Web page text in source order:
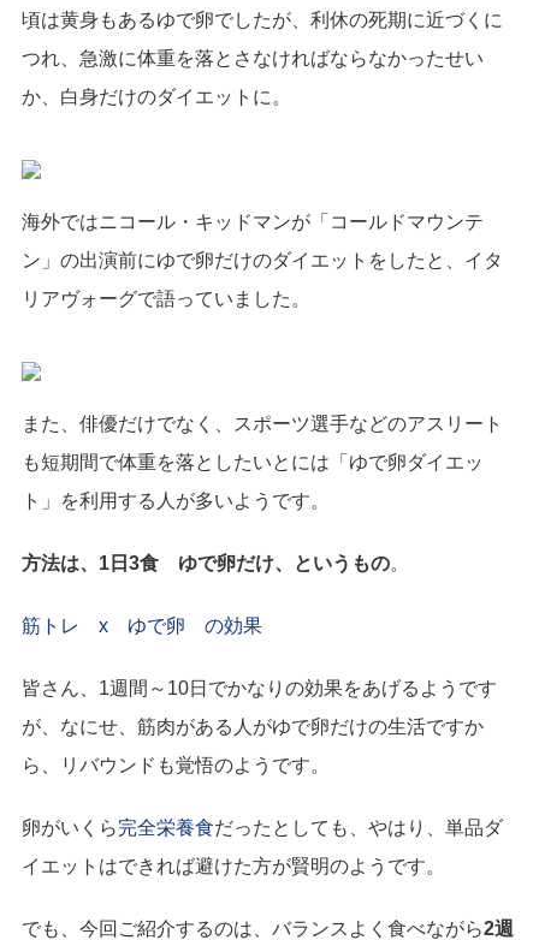
頃は黄身もあるゆで卵でしたが、利休の死期に近づくに
つれ、急激に体重を落とさなければならなかったせい
か、白身だけのダイエットに。
海外ではニコール・キッドマンが「コールドマウンテ
ン」の出演前にゆで卵だけのダイエットをしたと、イタ
リアヴォーグで語っていました。
また、俳優だけでなく、スポーツ選手などのアスリート
も短期間で体重を落としたいとには「ゆで卵ダイエッ
ト」を利用する人が多いようです。
方法は、1日3食 ゆで卵だけ、というもの。
筋トレ x ゆで卵 の効果
皆さん、1週間～10日でかなりの効果をあげるようです
が、なにせ、筋肉がある人がゆで卵だけの生活ですか
ら、リバウンドも覚悟のようです。
卵がいくら完全栄養食だったとしても、やはり、単品ダ
イエットはできれば避けた方が賢明のようです。
でも、今回ご紹介するのは、バランスよく食べながら2週